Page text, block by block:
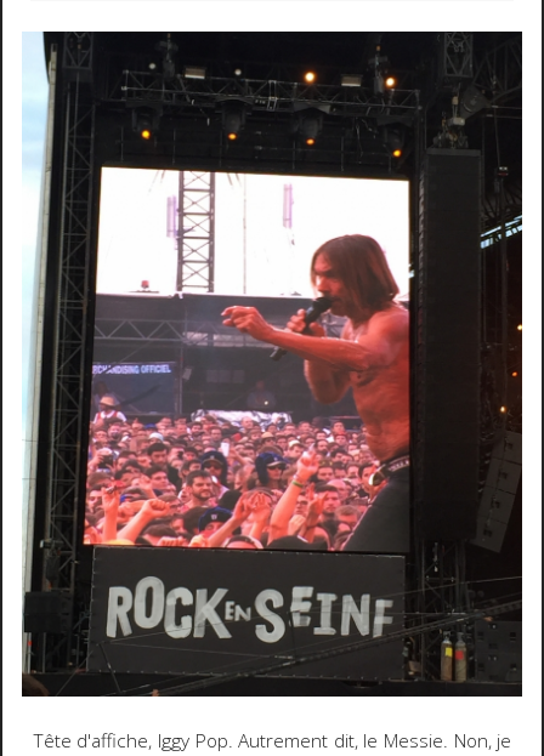
Tête d'affiche, Iggy Pop. Autrement dit, le Messie. Non, je